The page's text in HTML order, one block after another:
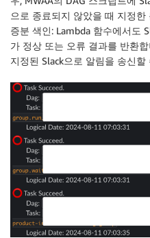
으로 종료되지 않았을 때 지정
증분 색인: Lambda 함수에서도
가 정상 또는 오류 결과를 반환
지정된 Slack으로 알림을 송신할